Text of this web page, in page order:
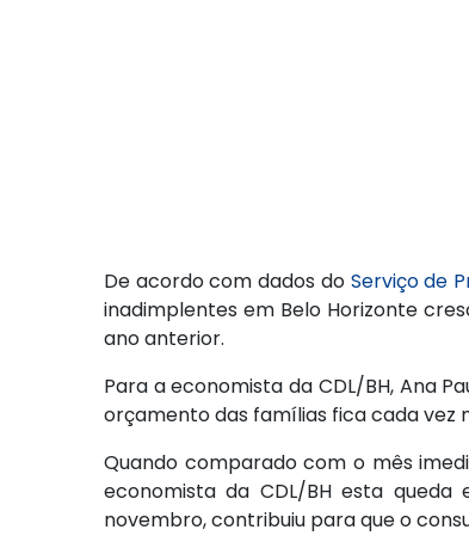
De acordo com dados do Serviço de
inadimplentes em Belo Horizonte
ano anterior.
Para a economista da CDL/BH, Ana
orçamento das famílias fica cada vez
Quando comparado com o mês
economista da CDL/BH esta
novembro, contribuiu para que o